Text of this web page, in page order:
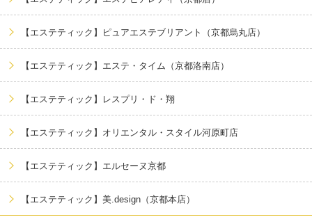
【エステティック】ピュアエステブリアント（京都烏丸店）
【エステティック】エステ・タイム（京都洛南店）
【エステティック】レスプリ・ド・翔
【エステティック】オリエンタル・スタイル河原町店
【エステティック】エルセーヌ京都
【エステティック】美.design（京都本店）